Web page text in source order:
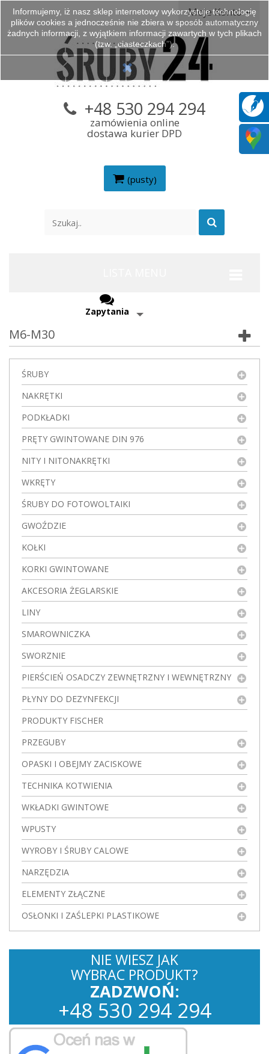
Moje Konto
(pusty)
+48 530 294 294
zamówienia online
dostawa kurier DPD
Zapytania
M6-M30
ŚRUBY
NAKRĘTKI
PODKŁADKI
PRĘTY GWINTOWANE DIN 976
NITY I NITONAKRĘTKI
WKRĘTY
ŚRUBY DO FOTOWOLTAIKI
GWOŹDZIE
KOŁKI
KORKI GWINTOWANE
AKCESORIA ŻEGLARSKIE
LINY
SMAROWNICZKA
SWORZNIE
PIERŚCIEŃ OSADCZY ZEWNĘTRZNY I WEWNĘTRZNY
PŁYNY DO DEZYNFEKCJI
PRODUKTY FISCHER
PRZEGUBY
OPASKI I OBEJMY ZACISKOWE
TECHNIKA KOTWIENIA
WKŁADKI GWINTOWE
WPUSTY
WYROBY I ŚRUBY CALOWE
NARZĘDZIA
ELEMENTY ZŁĄCZNE
OSŁONKI I ZAŚLEPKI PLASTIKOWE
NIE WIESZ JAK
WYBRAC PRODUKT?
ZADZWOŃ:
+48 530 294 294
Informujemy, iż nasz sklep internetowy wykorzystuje technologię
plików cookies a jednocześnie nie zbiera w sposób automatyczny
żadnych informacji, z wyjątkiem informacji zawartych w tych plikach
(tzw. „ciasteczkach”).